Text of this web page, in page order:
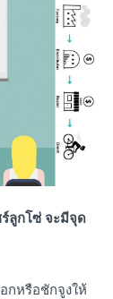
ลูกโซ่ จะมีจุด
กหรือชักจูงให้